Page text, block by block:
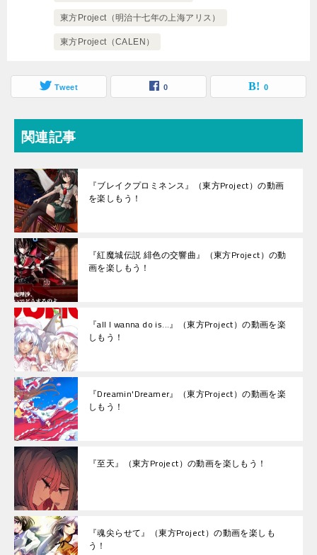
東方Project（明治十七年の上海アリス）
東方Project（CALEN）
Tweet 0 0
関連記事
『ブレイクプロミネンス』（東方Project）の動画
を楽しもう！
『紅魔城伝説 緋色の交響曲』（東方Project）の動
画を楽しもう！
『all I wanna do is...』（東方Project）の動画を楽
しもう！
『Dreamin'Dreamer』（東方Project）の動画を楽
しもう！
『至天』（東方Project）の動画を楽しもう！
『魂尖らせて』（東方Project）の動画を楽しも
う！